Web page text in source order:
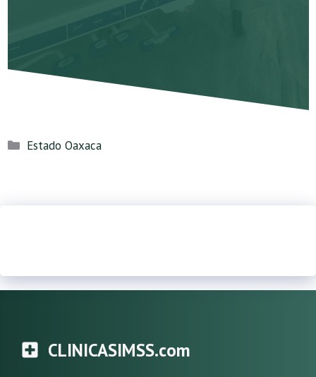
Categorías
Estado Oaxaca
CLINICASIMSS.com